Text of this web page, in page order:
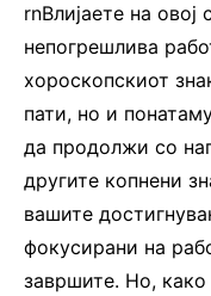
rnВлијаете на овој
непогрешлива
хороскопскиот
пати, но и
да продолжи со
другите копнени
вашите
фокусирани на
завршите. Но,